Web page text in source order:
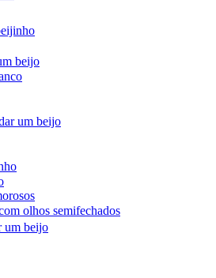
beijo
um beijo
olhos semifechados
um beijo